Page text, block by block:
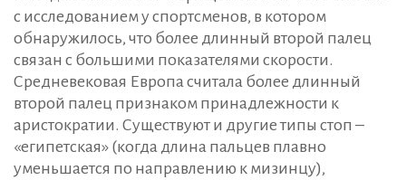
с исследованием у спортсменов, в котором
обнаружилось, что более длинный второй палец
связан с большими показателями скорости.
Средневековая Европа считала более длинный
второй палец признаком принадлежности к
аристократии. Существуют и другие типы стоп –
«египетская» (когда длина пальцев плавно
уменьшается по направлению к мизинцу),